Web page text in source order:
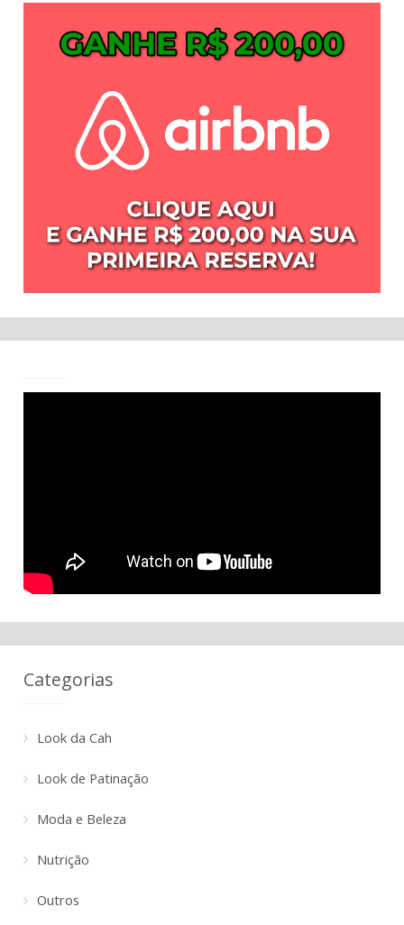
Categorias
Look da Cah
Look de Patinação
Moda e Beleza
Nutrição
Outros